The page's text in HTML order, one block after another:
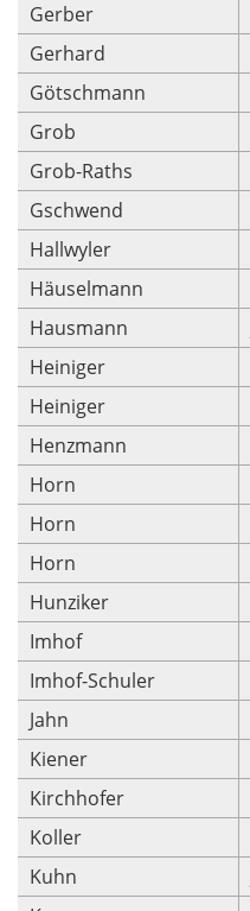
Gerber
Gerhard
Götschmann
Grob
Grob-Raths
Gschwend
Hallwyler
Häuselmann
Hausmann
Heiniger
Heiniger
Henzmann
Horn
Horn
Horn
Hunziker
Imhof
Imhof-Schuler
Jahn
Kiener
Kirchhofer
Koller
Kuhn